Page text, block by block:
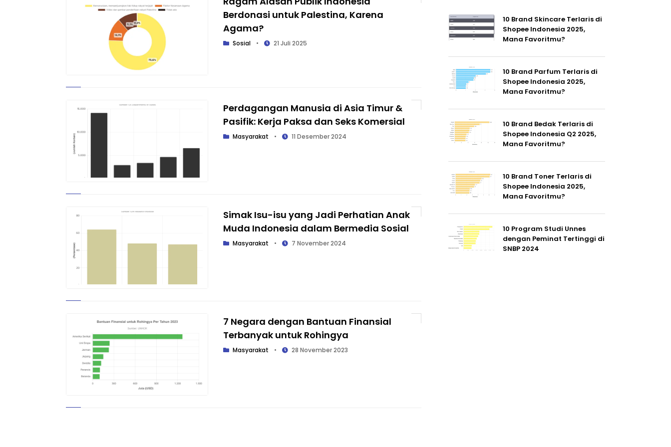
Berdonasi untuk Palestina, Karena
Agama?
Sosial • 21 Juli 2025
Perdagangan Manusia di Asia Timur &
Pasifik: Kerja Paksa dan Seks Komersial
Masyarakat • 11 Desember 2024
Simak Isu-isu yang Jadi Perhatian Anak
Muda Indonesia dalam Bermedia Sosial
Masyarakat • 7 November 2024
7 Negara dengan Bantuan Finansial
Terbanyak untuk Rohingya
Masyarakat • 28 November 2023
10 Brand Skincare Terlaris di
Shopee Indonesia 2025,
Mana Favoritmu?
10 Brand Parfum Terlaris di
Shopee Indonesia 2025,
Mana Favoritmu?
10 Brand Bedak Terlaris di
Shopee Indonesia Q2 2025,
Mana Favoritmu?
10 Brand Toner Terlaris di
Shopee Indonesia 2025,
Mana Favoritmu?
10 Program Studi Unnes
dengan Peminat Tertinggi di
SNBP 2024